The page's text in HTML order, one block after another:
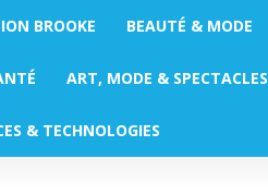
BROOKE BEAUTÉ & MODE
ART, MODE & SPECTACLES
& TECHNOLOGIES